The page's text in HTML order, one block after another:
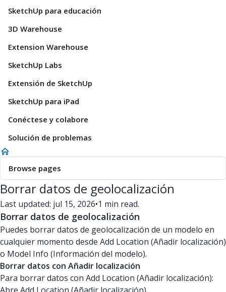
SketchUp para educación
3D Warehouse
Extension Warehouse
SketchUp Labs
Extensión de SketchUp
SketchUp para iPad
Conéctese y colabore
Solución de problemas
Browse pages
Borrar datos de geolocalización
Last updated: jul 15, 2026•1 min read.
Borrar datos de geolocalización
Puedes borrar datos de geolocalización de un modelo en
cualquier momento desde Add Location (Añadir localización)
o Model Info (Información del modelo).
Borrar datos con Añadir localización
Para borrar datos con Add Location (Añadir localización):